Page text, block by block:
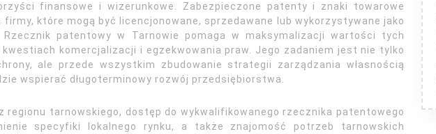
finansowe i wizerunkowe. Zabezpieczone patenty i znaki towarowe
które mogą być licencjonowane, sprzedawane lub wykorzystywane jako
Rzecznik patentowy w Tarnowie pomaga w maksymalizacji wartości tych
komercjalizacji i egzekwowania praw. Jego zadaniem jest nie tylko
ale przede wszystkim zbudowanie strategii zarządzania własnością
wspierać długoterminowy rozwój przedsiębiorstwa.
regionu tarnowskiego, dostęp do wykwalifikowanego rzecznika patentowego
specyfiki lokalnego rynku, a także znajomość potrzeb tarnowskich